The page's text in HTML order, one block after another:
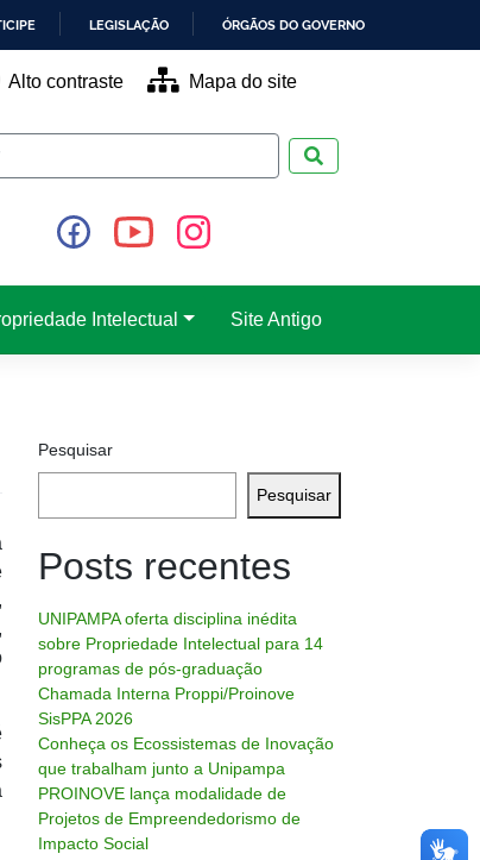
LEGISLAÇÃO ÓRGÃOS DO GOVERNO
Alto contraste Mapa do site
Intelectual Site Antigo
Pesquisar
Pesquisar
Posts recentes
UNIPAMPA oferta disciplina inédita
sobre Propriedade Intelectual para 14
programas de pós-graduação
Chamada Interna Proppi/Proinove
SisPPA 2026
Conheça os Ecossistemas de Inovação
que trabalham junto a Unipampa
PROINOVE lança modalidade de
Projetos de Empreendedorismo de
Impacto Social